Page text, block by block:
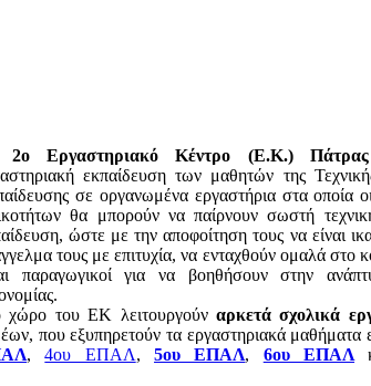
2ο Εργαστηριακό Κέντρο (Ε.Κ.)
εκπαίδευση των μαθητών της
σε οργανωμένα εργαστήρια στα οποία
θα μπορούν να παίρνουν σωστή
ώστε με την αποφοίτηση τους να είναι
τους με επιτυχία, να ενταχθούν ομαλά στο
παραγωγικοί για να βοηθήσουν στην
χώρο του ΕΚ λειτουργούν αρκετά σχολικά
που εξυπηρετούν τα εργαστηριακά μαθήματα
,4ου ΕΠΑΛ,5ου ΕΠΑΛ, 6ου ΕΠΑΛ